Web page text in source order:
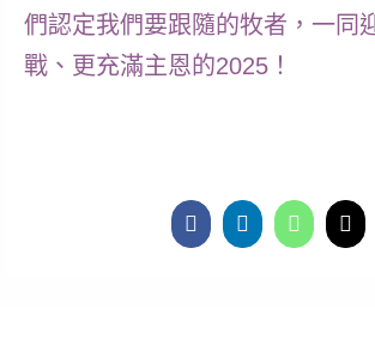
們認定我們要跟隨的牧者，一同
戰、更充滿主恩的2025！